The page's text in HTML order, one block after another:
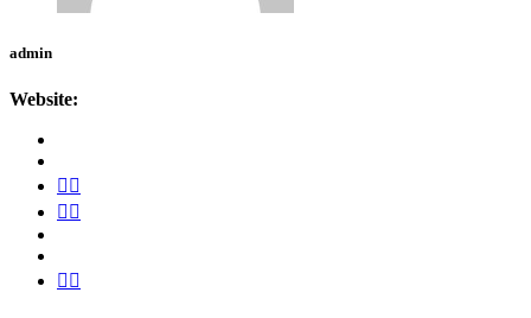
admin
Website: